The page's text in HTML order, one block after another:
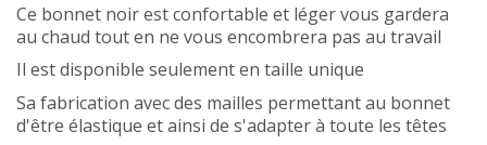
Ce bonnet noir est confortable et léger vous gardera
au chaud tout en ne vous encombrera pas au travail
Il est disponible seulement en taille unique
Sa fabrication avec des mailles permettant au bonnet
d'être élastique et ainsi de s'adapter à toute les têtes